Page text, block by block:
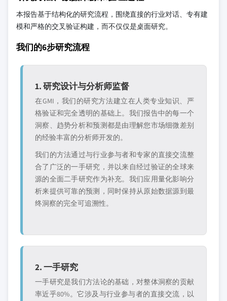
本报告基于结构化的研究流程，围绕直接的行业对话、专有建
模和严格的交叉验证构建，而不仅仅是桌面研究。
我们的6步研究流程
1. 研究设计与分析师监督
在GMI，我们的研究方法建立在人类专业知识、严
格验证和完全透明的基础上。我们报告中的每一个
洞察、趋势分析和预测都是由理解您市场细微差别
的经验丰富的分析师开发的。
我们的方法通过与行业参与者和专家的直接交流整
合了广泛的一手研究，并以来自经过验证的全球来
源的全面二手研究作为补充。我们应用量化影响分
析来提供可靠的预测，同时保持从原始数据源到最
终洞察的完全可追溯性。
2. 一手研究
一手研究是我们方法论的基础，对整体洞察的贡献
率近乎80%。它涉及与行业参与者的直接交流，以